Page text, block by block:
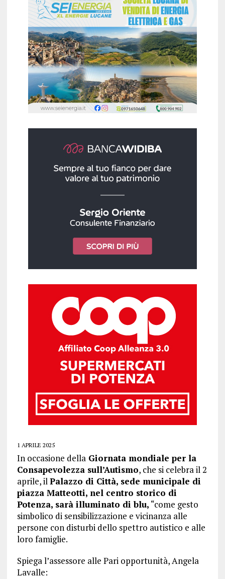
1 APRILE 2025
In occasione dellaGiornata mondiale per la
Consapevolezza sull’Autismo, che si celebra il 2
aprile, ilPalazzo di Città, sede municipale di
piazza Matteotti, nel centro storico di
Potenza, sarà illuminato di blu, “come gesto
simbolico di sensibilizzazione e vicinanza alle
persone con disturbi dello spettro autistico e alle
loro famiglie.
Spiega l’assessore alle Pari opportunità, Angela
Lavalle: